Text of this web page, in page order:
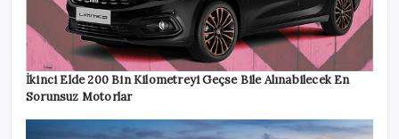
İkinci Elde 200 Bin Kilometreyi Geçse Bile Alınabilecek En
Sorunsuz Motorlar